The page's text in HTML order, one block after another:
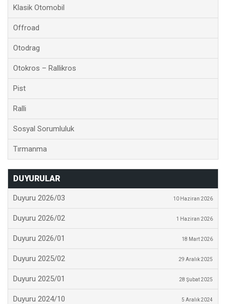
Klasik Otomobil
Offroad
Otodrag
Otokros – Rallikros
Pist
Ralli
Sosyal Sorumluluk
Tırmanma
DUYURULAR
Duyuru 2026/03 10 Haziran 2026
Duyuru 2026/02 1 Haziran 2026
Duyuru 2026/01 18 Mart 2026
Duyuru 2025/02 29 Aralık 2025
Duyuru 2025/01 28 Şubat 2025
Duyuru 2024/10 5 Aralık 2024